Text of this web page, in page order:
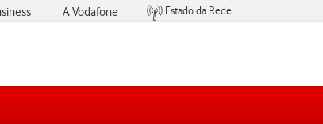
A Vodafone
Estado da Rede